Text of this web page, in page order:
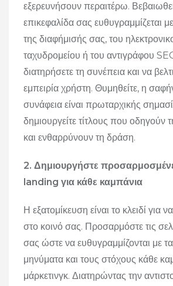
εξερευνήσουν περαιτέρω.
επικεφαλίδα σας ευθυγραμμίζεται
της διαφήμισής σας, του
ταχυδρομείου ή του αντιγράφου
διατηρήσετε τη συνέπεια και να
εμπειρία χρήστη. Θυμηθείτε, η
συνάφεια είναι πρωταρχικής
δημιουργείτε τίτλους που οδηγούν
και ενθαρρύνουν τη δράση.
2. Δημιουργήστε
landing για κάθε καμπάνια
Η εξατομίκευση είναι το κλειδί για
στο κοινό σας. Προσαρμόστε τις
σας ώστε να ευθυγραμμίζονται με
μηνύματα και τους στόχους κάθε
μάρκετινγκ. Διατηρώντας την